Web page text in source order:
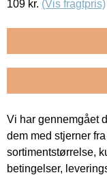
109 kr. (Vis fragtpris)
Vi har gennemgået
dem med stjerner
sortimentstørrelse,
betingelser,